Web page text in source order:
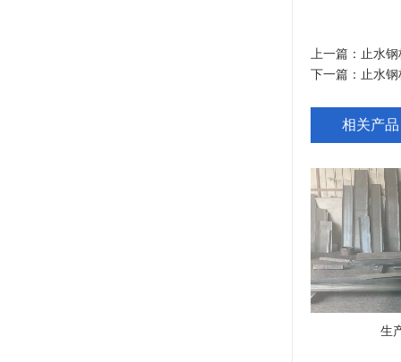
上一篇： 止水
下一篇： 止水
相关产品
生